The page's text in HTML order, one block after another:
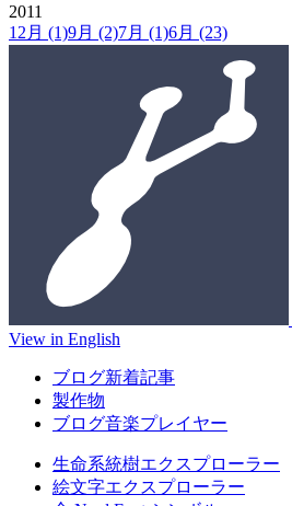
2011
12月 (1)9月 (2)7月 (1)6月 (23)
View in English
ブログ新着記事
製作物
ブログ音楽プレイヤー
生命系統樹エクスプローラー
絵文字エクスプローラー